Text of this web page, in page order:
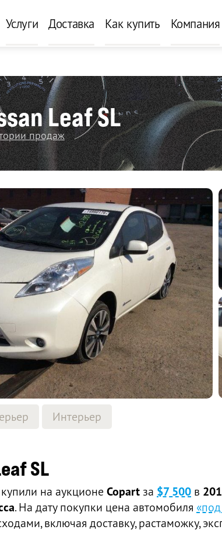
Услуги Доставка Как купить Компания
Leaf SL
продаж
Интерьер
SL
на аукционе Copart за $7 500 в
. На дату покупки цена автомобиля
включая доставку, растаможку,